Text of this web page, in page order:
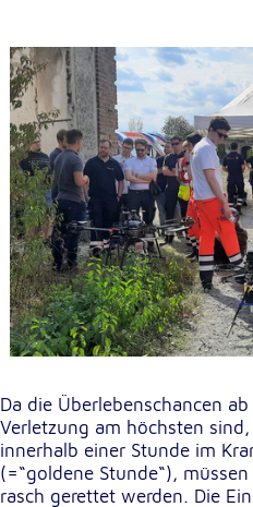
Da die Überlebenschancen
Verletzung am höchsten
innerhalb einer Stunde im
(=“goldene Stunde“),
rasch gerettet werden. Die
Zweck:
Einbinden von
Cookie Laufzeit:
6 Monate